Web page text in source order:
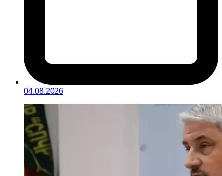
04.08.2026